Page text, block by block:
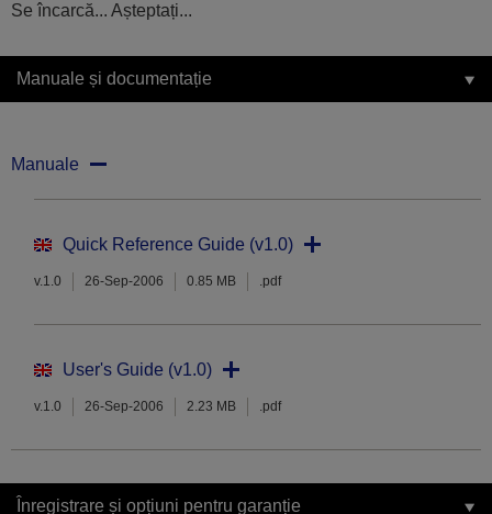
Se încarcă... Așteptați...
Manuale și documentație
Manuale
Quick Reference Guide (v1.0)
v.1.0 26-Sep-2006 0.85 MB .pdf
User's Guide (v1.0)
v.1.0 26-Sep-2006 2.23 MB .pdf
Înregistrare și opțiuni pentru garanție